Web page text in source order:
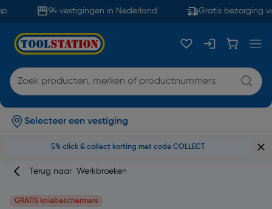
94 vestigingen in Nederland Gratis bezorging
Selecteer een vestiging
5% click & collect korting met code COLLECT
Terug naar Werkbroeken
GRATIS kniebeschermers